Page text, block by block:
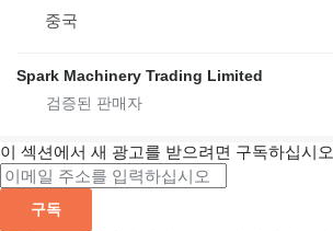
중국
Spark Machinery Trading Limited
이 섹션에서 새 광고를 받으려면 구독하십시오
구독